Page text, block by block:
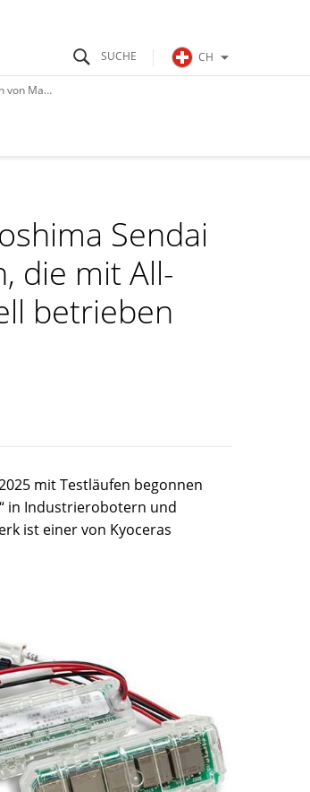
CH
werden
Sendai
die mit All-
betrieben
mit Testläufen begonnen
in Industrierobotern und
ist einer von Kyoceras